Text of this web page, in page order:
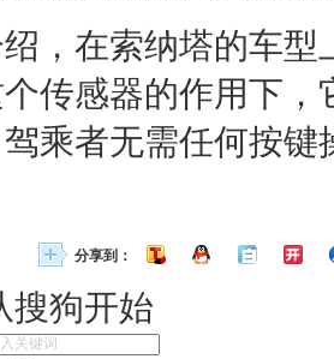
，在索纳塔的车型
传感器的作用下
乘者无需任何按
分享到：
搜狗开始